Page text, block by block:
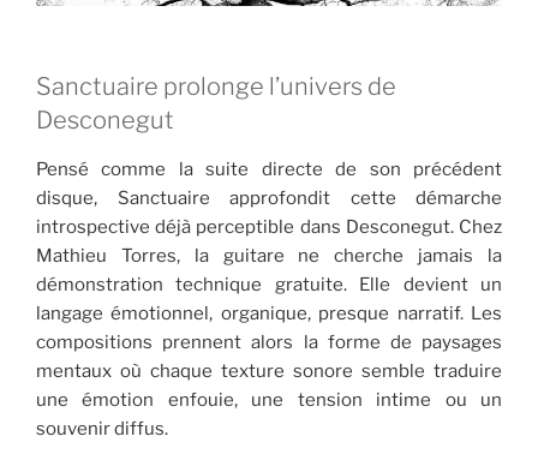
Sanctuaire prolonge l’univers de
Desconegut
Pensé comme la suite directe de son précédent
disque, Sanctuaire approfondit cette démarche
introspective déjà perceptible dans Desconegut. Chez
Mathieu Torres, la guitare ne cherche jamais la
démonstration technique gratuite. Elle devient un
langage émotionnel, organique, presque narratif. Les
compositions prennent alors la forme de paysages
mentaux où chaque texture sonore semble traduire
une émotion enfouie, une tension intime ou un
souvenir diffus.